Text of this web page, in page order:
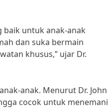
baik untuk anak-anak
dan suka bermain
khusus,” ujar Dr.
anak. Menurut Dr. John
cocok untuk menemani